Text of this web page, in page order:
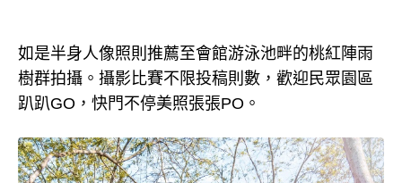
如是半身人像照則推薦至會館游泳池畔的桃紅陣雨
樹群拍攝。攝影比賽不限投稿則數，歡迎民眾園區
趴趴GO，快門不停美照張張PO。